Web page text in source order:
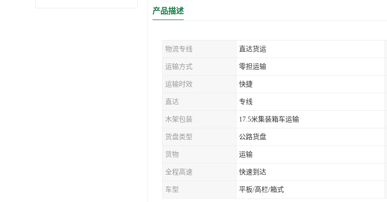
产品描述
物流专线 直达货运
运输方式 零担运输
运输时效 快捷
直达 专线
木架包装 17.5米集装箱车运输
货盘类型 公路货盘
货物 运输
全程高速 快速到达
车型 平板/高栏/箱式